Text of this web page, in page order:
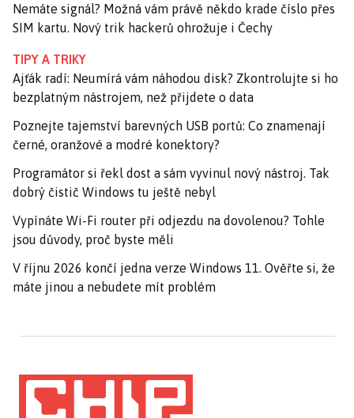
Nemáte signál? Možná vám právě někdo krade číslo přes
SIM kartu. Nový trik hackerů ohrožuje i Čechy
TIPY A TRIKY
Ajťák radí: Neumírá vám náhodou disk? Zkontrolujte si ho
bezplatným nástrojem, než přijdete o data
Poznejte tajemství barevných USB portů: Co znamenají
černé, oranžové a modré konektory?
Programátor si řekl dost a sám vyvinul nový nástroj. Tak
dobrý čistič Windows tu ještě nebyl
Vypínáte Wi-Fi router při odjezdu na dovolenou? Tohle
jsou důvody, proč byste měli
V říjnu 2026 končí jedna verze Windows 11. Ověřte si, že
máte jinou a nebudete mít problém